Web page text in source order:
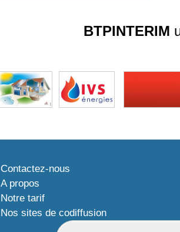
BTPINTERIM
Contactez-nous
A propos
Notre tarif
Nos sites de codiffusion